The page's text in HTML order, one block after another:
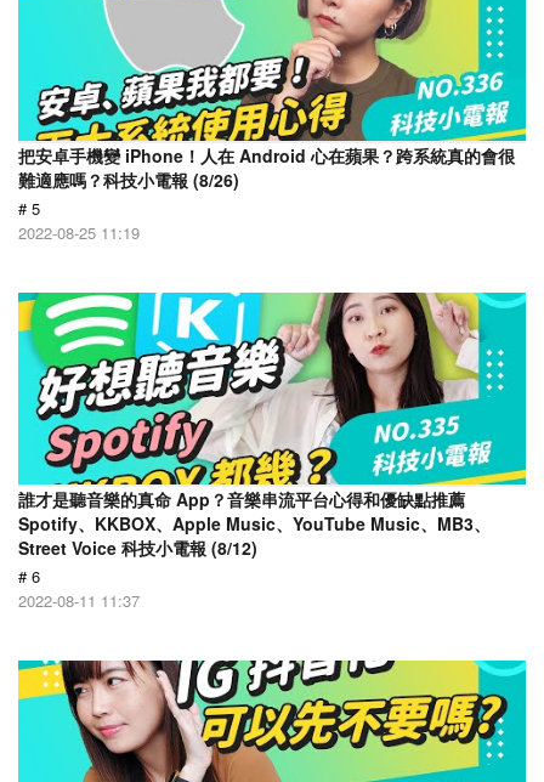
把安卓手機變 iPhone！人在 Android 心在蘋果？跨系統真的會很
難適應嗎？科技小電報 (8/26)
# 5
2022-08-25 11:19
誰才是聽音樂的真命 App？音樂串流平台心得和優缺點推薦
Spotify、KKBOX、Apple Music、YouTube Music、MB3、
Street Voice 科技小電報 (8/12)
# 6
2022-08-11 11:37